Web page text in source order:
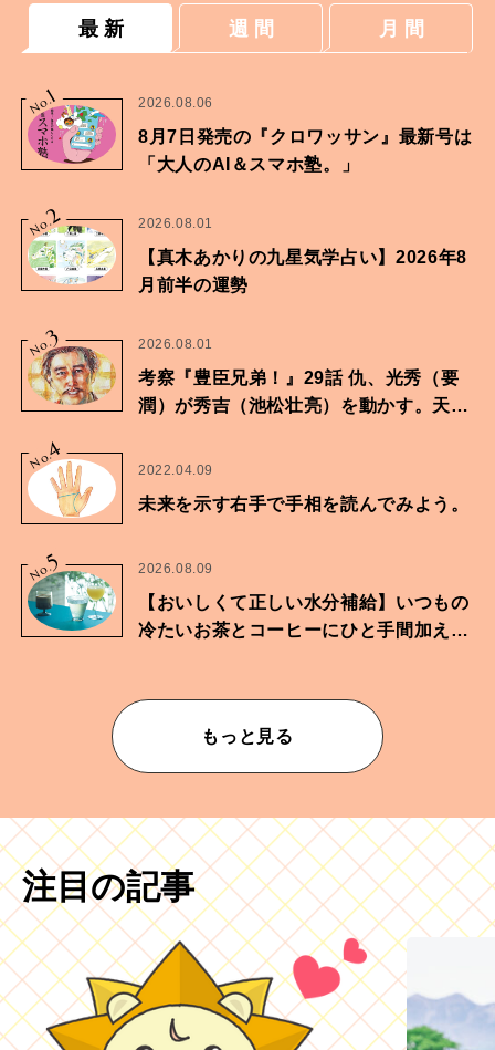
最 新 週 間 月 間
No.
1 2026.08.06
8月7日発売の『クロワッサン』最新号は
「大人のAI＆スマホ塾。」
No.2 2026.08.01
【真木あかりの九星気学占い】2026年8
月前半の運勢
No.
3 2026.08.01
考察『豊臣兄弟！』29話 仇、光秀（要
潤）が秀吉（池松壮亮）を動かす。天下
No.
4
2022.04.09
未来を示す右手で手相を読んでみよう。
No.
5 2026.08.09
【おいしくて正しい水分補給】いつもの
冷たいお茶とコーヒーにひと手間加えて
もっと見る
注目の記事